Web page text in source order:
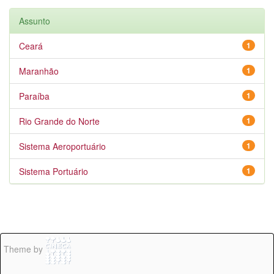
Assunto
1
Ceará
1
Maranhão
1
Paraíba
1
Rio Grande do Norte
1
Sistema Aeroportuário
1
Sistema Portuário
Theme by